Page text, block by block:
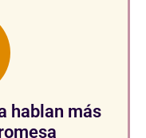
hablan más